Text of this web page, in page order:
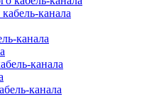
канала
канала
канала
канала